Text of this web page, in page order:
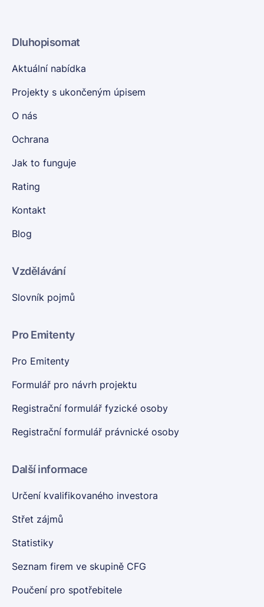
Dluhopisomat
Aktuální nabídka
Projekty s ukončeným úpisem
O nás
Ochrana
Jak to funguje
Rating
Kontakt
Blog
Vzdělávání
Slovník pojmů
Pro Emitenty
Pro Emitenty
Formulář pro návrh projektu
Registrační formulář fyzické osoby
Registrační formulář právnické osoby
Další informace
Určení kvalifikovaného investora
Střet zájmů
Statistiky
Seznam firem ve skupině CFG
Poučení pro spotřebitele